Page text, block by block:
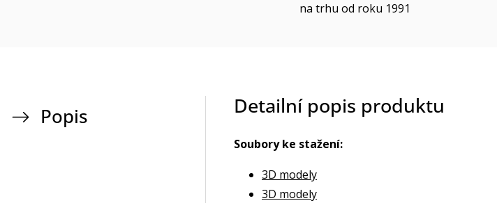
na trhu od roku 1991
Popis Detailní popis produktu
Soubory ke stažení:
3D modely
3D modely